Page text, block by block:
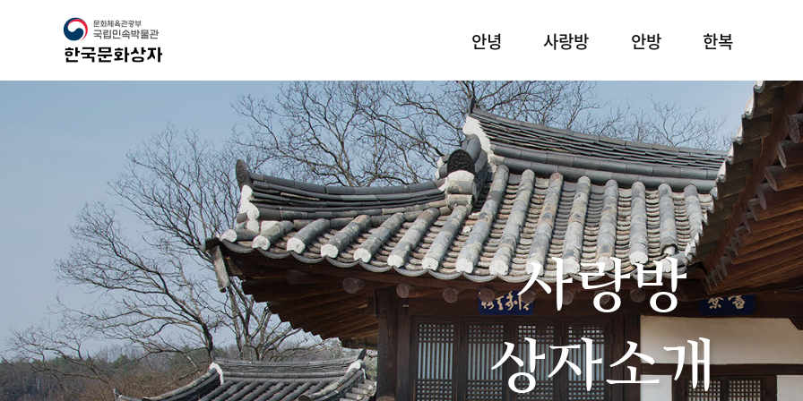
안녕 사랑방 안방 한복
사랑방
상자소개